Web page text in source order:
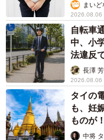
まいど
2026.08.06
自転車
中、小
法違反
説】長澤
2026.08.06
タイの
も、妊
ものが
中将